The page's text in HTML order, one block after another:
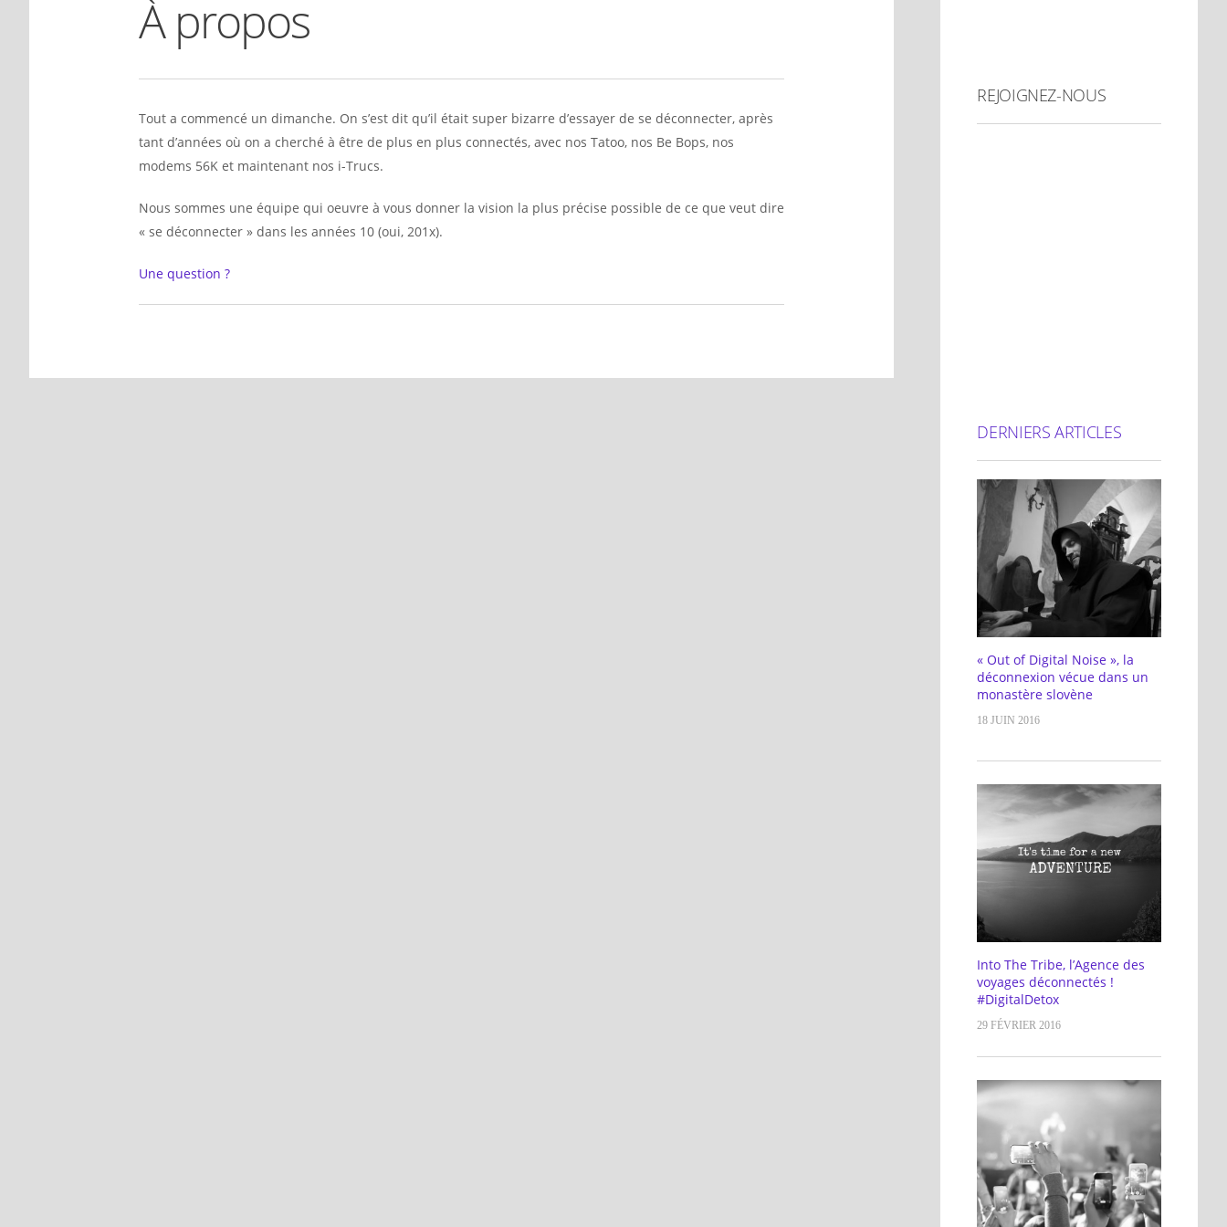
À propos
Tout a commencé un dimanche. On s’est dit qu’il était super bizarre d’essayer de se déconnecter, après
tant d’années où on a cherché à être de plus en plus connectés, avec nos Tatoo, nos Be Bops, nos
modems 56K et maintenant nos i-Trucs.
Nous sommes une équipe qui oeuvre à vous donner la vision la plus précise possible de ce que veut dire
« se déconnecter » dans les années 10 (oui, 201x).
Une question ?
REJOIGNEZ-NOUS
DERNIERS ARTICLES
« Out of Digital Noise », la
déconnexion vécue dans un
monastère slovène
18 JUIN 2016
Into The Tribe, l’Agence des
voyages déconnectés !
#DigitalDetox
29 FÉVRIER 2016